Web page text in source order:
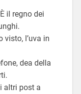
il regno dei
l’uva in
dea della
altri post a